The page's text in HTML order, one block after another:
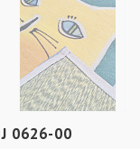
0626-00